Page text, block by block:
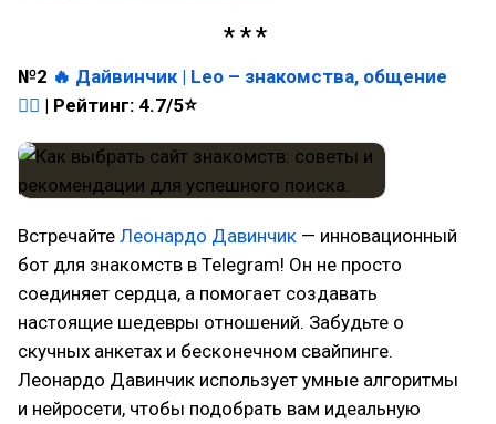
№2 🔥 Дайвинчик | Leo – знакомства, общение
👈🏻 | Рейтинг: 4.7/5⭐
Встречайте Леонардо Давинчик — инновационный
бот для знакомств в Telegram! Он не просто
соединяет сердца, а помогает создавать
настоящие шедевры отношений. Забудьте о
скучных анкетах и бесконечном свайпинге.
Леонардо Давинчик использует умные алгоритмы
и нейросети, чтобы подобрать вам идеальную